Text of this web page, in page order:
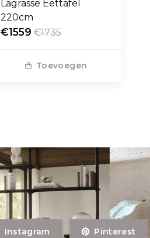
Lagrasse Eettafel
220cm
€1559 €1735
Toevoegen
Instagram Pinterest